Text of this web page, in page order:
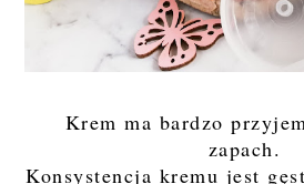
Krem ma bardzo
zapach.
Konsystencja kremu jest